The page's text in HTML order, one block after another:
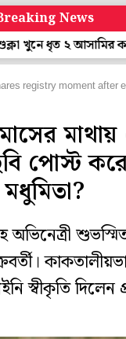
News
কাছ থেকে
registry moment after
পোস্ট
মধুমিতা?
অভিনেত্রী
স্বীকৃতি দিলেন